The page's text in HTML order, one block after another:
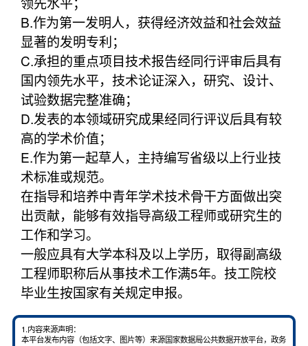
B.作为第一发明人，获得经济效益和社会效益
显著的发明专利；
C.承担的重点项目技术报告经同行评审后具有
国内领先水平，技术论证深入，研究、设计、
试验数据完整准确；
D.发表的本领域研究成果经同行评议后具有较
高的学术价值；
E.作为第一起草人，主持编写省级以上行业技
术标准或规范。
在指导和培养中青年学术技术骨干方面做出突
出贡献，能够有效指导高级工程师或研究生的
工作和学习。
一般应具有大学本科及以上学历，取得副高级
工程师职称后从事技术工作满5年。技工院校
毕业生按国家有关规定申报。
1.内容来源声明：
本平台发布内容（包括文字、图片等）来源国家数据局公共数据开放平台，政务